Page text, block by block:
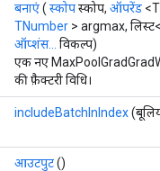
बनाएं( स्कोपस्कोप, ऑपरेंड
TNumber > argmax,
ऑप्शंस...
विकल्प)
एक नए
की फ़ैक्टरी विधि।
includeBatchInIndex
आउटपुट()